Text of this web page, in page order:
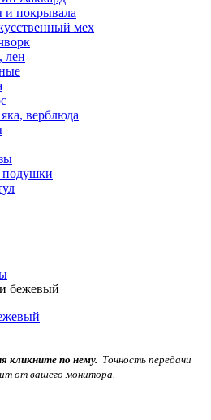
и покрывала
мех
лен
верблюда
подушки
бежевый
кликните по нему. Точность передачи
от вашего монитора.